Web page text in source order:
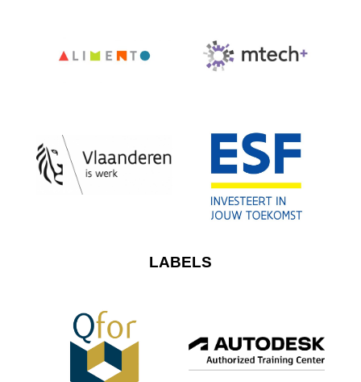
LABELS